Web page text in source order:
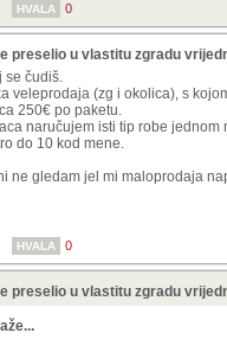
HVALA 0
preselio u vlastitu zgradu
se čudiš.
veleprodaja (zg i okolica), s
250€ po paketu.
naručujem isti tip robe
do 10 kod mene.
ne gledam jel mi maloprodaja
HVALA 0
preselio u vlastitu zgradu